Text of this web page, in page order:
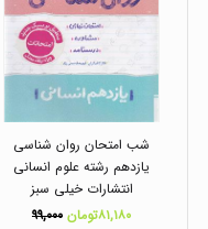
شب امتحان روان شناسی
یازدهم رشته علوم انسانی
انتشارات خیلی سبز
۸۱,۱۸۰تومان
۹۹,۰۰۰